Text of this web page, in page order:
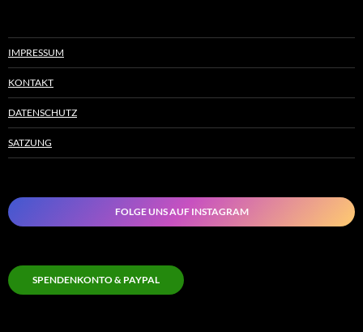
IMPRESSUM
KONTAKT
DATENSCHUTZ
SATZUNG
FOLGE UNS AUF INSTAGRAM
SPENDENKONTO & PAYPAL